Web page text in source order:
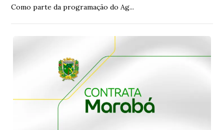
Como parte da programação do Ag...